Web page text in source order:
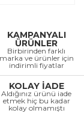
KAMPANYALI
ÜRÜNLER
Birbirinden farklı
marka ve ürünler için
indirimli fiyatlar
KOLAY İADE
Aldığınız ürünü iade
etmek hiç bu kadar
kolay olmamıştı